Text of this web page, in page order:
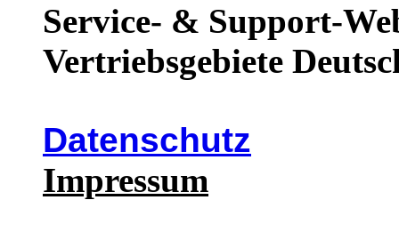
Service- & Support-
Vertriebsgebiete
Datenschutz
Impressum